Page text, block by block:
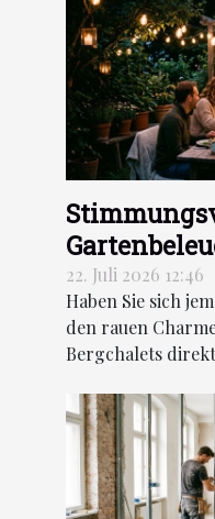
Lumière des
22. Juli 2026 12:46
Haben Sie sich
den rauen
Bergchalets